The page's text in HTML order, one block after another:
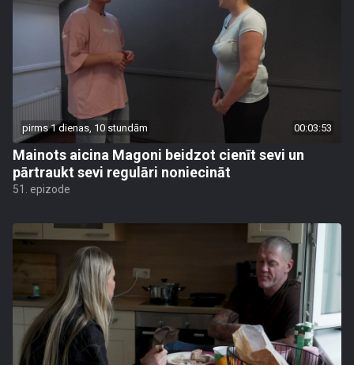
pirms 1 dienas, 10 stundām 00:03:53
Mainots aicina Magoni beidzot cienīt sevi un
pārtraukt sevi regulāri noniecināt
51. epizode